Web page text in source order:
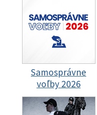
Samosprávne
voľby 2026